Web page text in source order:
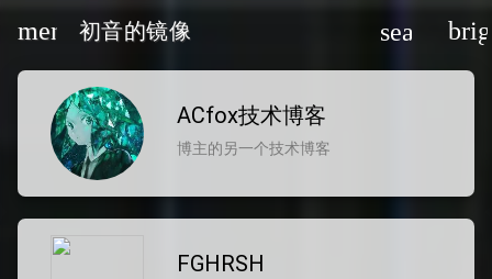
menu 初音的镜像 search
ACfox技术博客
博主的另一个技术博客
FGHRSH